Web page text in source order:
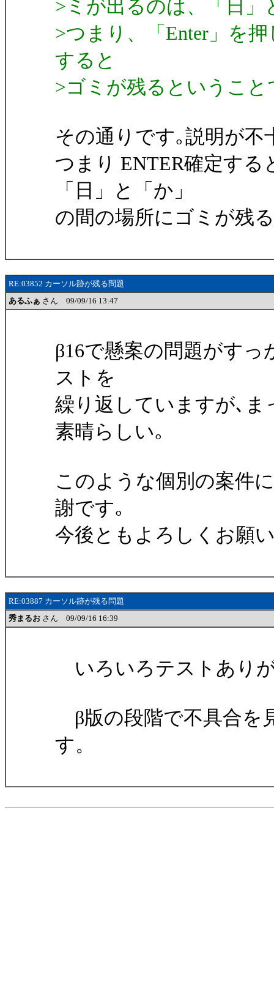
>ミが出るのは、「日
>つまり、「Enter」を
すると
>ゴミが残るということ
その通りです｡説明が
つまり ENTER確定す
「日」と「か」
の間の場所にゴミが残
RE:03852 カーソル跡が残る問題
あるふぁ さん 09/09/16 13:47
β16で懸案の問題がす
ストを
繰り返していますが､
素晴らしい｡
このような個別の案件
謝です｡
今後ともよろしくお願
RE:03887 カーソル跡が残る問題
秀まるお さん 09/09/16 16:39
いろいろテストあり
β版の段階で不具合を
す。